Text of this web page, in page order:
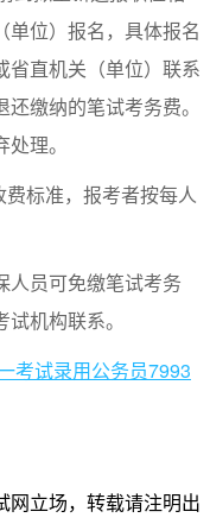
单位）报名，具体报名
省直机关（单位）联系
缴纳的笔试考务费。
理。
标准，报考者按每人
人员可免缴笔试考务
机构联系。
考试录用公务员7993
网立场，转载请注明出